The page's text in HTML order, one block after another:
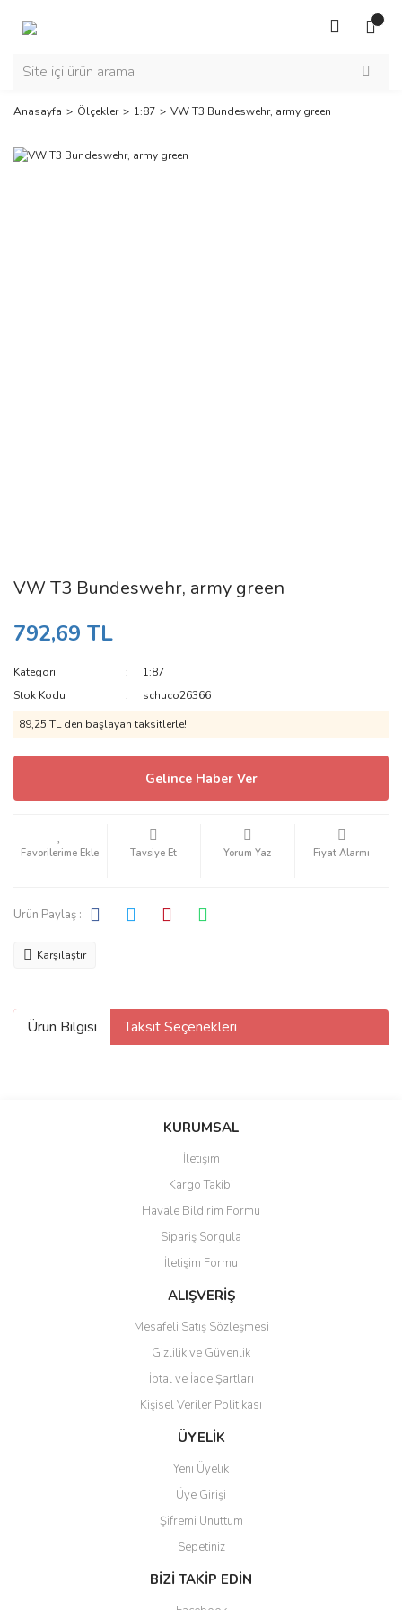
Anasayfa Ölçekler 1:87 VW T3 Bundeswehr, army green
VW T3 Bundeswehr, army green
792,69 TL
Kategori
1:87
Stok Kodu
schuco26366
89,25 TL den başlayan taksitlerle!
Gelince Haber Ver
Tavsiye Et Yorum Yaz Fiyat Alarmı
Ürün Paylaş :
Karşılaştır
Ürün Bilgisi Taksit Seçenekleri
KURUMSAL
İletişim
Kargo Takibi
Havale Bildirim Formu
Sipariş Sorgula
İletişim Formu
ALIŞVERİŞ
Mesafeli Satış Sözleşmesi
Gizlilik ve Güvenlik
İptal ve İade Şartları
Kişisel Veriler Politikası
ÜYELİK
Yeni Üyelik
Üye Girişi
Şifremi Unuttum
Sepetiniz
BİZİ TAKİP EDİN